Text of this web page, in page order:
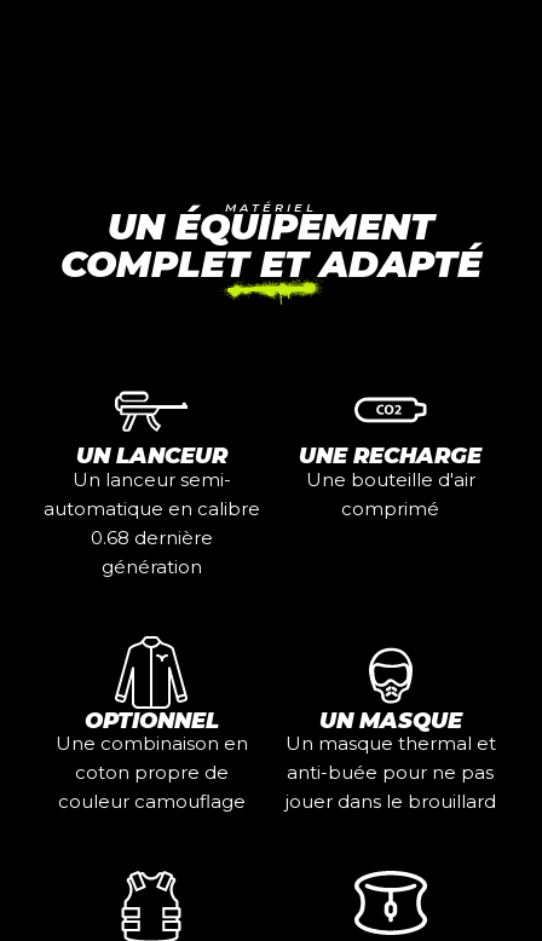
MATÉRIEL
UN ÉQUIPEMENT
COMPLET ET ADAPTÉ
UN LANCEUR
Un lanceur semi-
automatique en calibre
0.68 dernière
génération
UNE RECHARGE
Une bouteille d'air
comprimé
OPTIONNEL
Une combinaison en
coton propre de
couleur camouflage
UN MASQUE
Un masque thermal et
anti-buée pour ne pas
jouer dans le brouillard